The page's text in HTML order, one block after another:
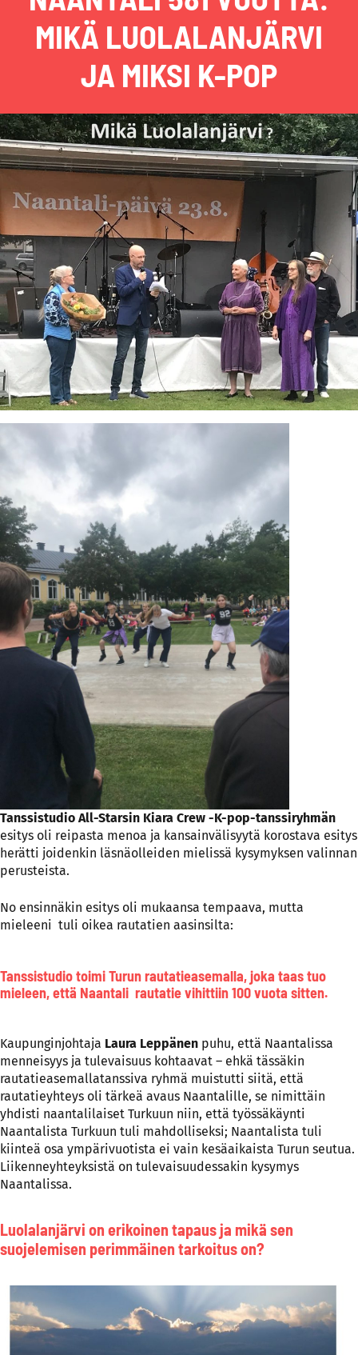
MIKÄ LUOLALANJÄRVI
JA MIKSI K-POP
Tanssistudio All-Starsin Kiara Crew -K-pop-tanssiryhmän
esitys oli reipasta menoa ja kansainvälisyytä korostava esitys
herätti joidenkin läsnäolleiden mielissä kysymyksen valinnan
perusteista.
No ensinnäkin esitys oli mukaansa tempaava, mutta
mieleeni tuli oikea rautatien aasinsilta:
Tanssistudio toimi Turun rautatieasemalla, joka taas tuo
mieleen, että Naantali rautatie vihittiin 100 vuota sitten.
Kaupunginjohtaja Laura Leppänen puhu, että Naantalissa
menneisyys ja tulevaisuus kohtaavat – ehkä tässäkin
rautatieasemallatanssiva ryhmä muistutti siitä, että
rautatieyhteys oli tärkeä avaus Naantalille, se nimittäin
yhdisti naantalilaiset Turkuun niin, että työssäkäynti
Naantalista Turkuun tuli mahdolliseksi; Naantalista tuli
kiinteä osa ympärivuotista ei vain kesäaikaista Turun seutua.
Liikenneyhteyksistä on tulevaisuudessakin kysymys
Naantalissa.
Luolalanjärvi on erikoinen tapaus ja mikä sen
suojelemisen perimmäinen tarkoitus on?